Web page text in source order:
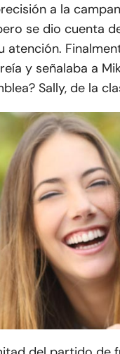
a la
se dio cuenta
atención.
y señalaba a
Sally, de la